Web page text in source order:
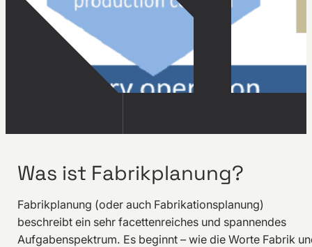
Was ist Fabrikplanung?
Fabrikplanung (oder auch Fabrikationsplanung)
beschreibt ein sehr facettenreiches und spannendes
Aufgabenspektrum. Es beginnt – wie die Worte Fabrik